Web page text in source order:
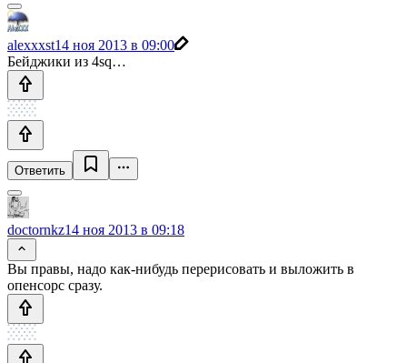
alexxxst14 ноя 2013 в 09:00
Бейджики из 4sq…
Ответить
doctornkz14 ноя 2013 в 09:18
Вы правы, надо как-нибудь перерисовать и выложить в
опенсорс сразу.